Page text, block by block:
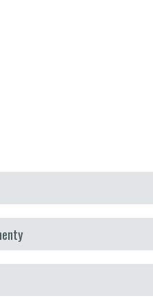
čerpadla s vratným pohybom
a funkčnosťou všetkých častí